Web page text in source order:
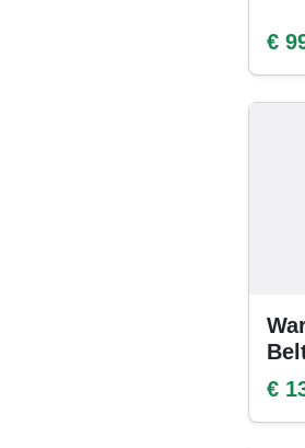
€
€